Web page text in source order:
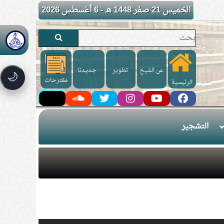
الخميس 21 صفر 1448 هـ - 6 أغسطس 2026
🌙 الرئيسية
عن الشيخ تطوير
جـديـدنا
مقترحات
التشجير